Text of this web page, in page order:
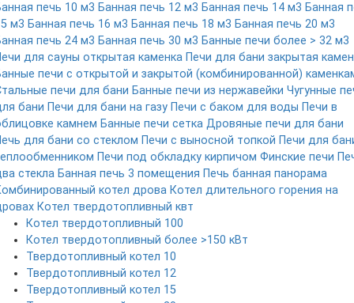
печь 10 м3 Банная печь 12 м3 Банная печь 14 м3 Банная
м3 Банная печь 16 м3 Банная печь 18 м3 Банная печь 20 м3
печь 24 м3 Банная печь 30 м3 Банные печи более > 32 м3
для сауны открытая каменка Печи для бани закрытая
печи с открытой и закрытой (комбинированной)
печи для бани Банные печи из нержавейки Чугунные
бани Печи для бани на газу Печи с баком для воды Печи в
камнем Банные печи сетка Дровяные печи для бани
для бани со стеклом Печи с выносной топкой Печи для
Печи под обкладку кирпичом Финские печи
стекла Банная печь 3 помещения Печь банная панорама
котел дрова Котел длительного горения на
Котел твердотопливный квт
Котел твердотопливный 100
Котел твердотопливный более >150 кВт
Твердотопливный котел 10
Твердотопливный котел 12
Твердотопливный котел 15